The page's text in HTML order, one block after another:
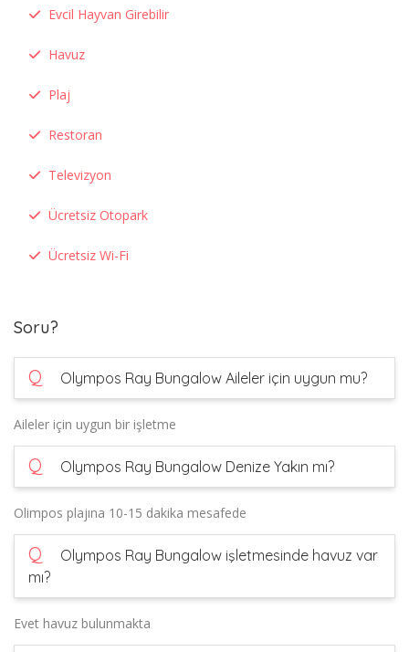
Evcil Hayvan Girebilir
Havuz
Plaj
Restoran
Televizyon
Ücretsiz Otopark
Ücretsiz Wi-Fi
Soru?
Q Olympos Ray Bungalow Aileler için uygun mu?
Aileler için uygun bir işletme
Q Olympos Ray Bungalow Denize Yakın mı?
Olimpos plajına 10-15 dakika mesafede
Q
Olympos Ray Bungalow işletmesinde havuz var
mı?
Evet havuz bulunmakta